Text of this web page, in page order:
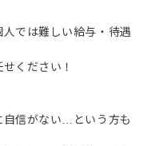
では難しい給与・待遇
ください！
信がない…という方も